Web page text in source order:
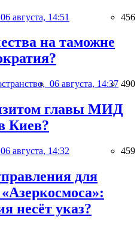
06 августа, 14:51 456
на таможне
06 августа, 14:37 490
главы МИД
Киев?
06 августа, 14:32 459
для
несёт указ?